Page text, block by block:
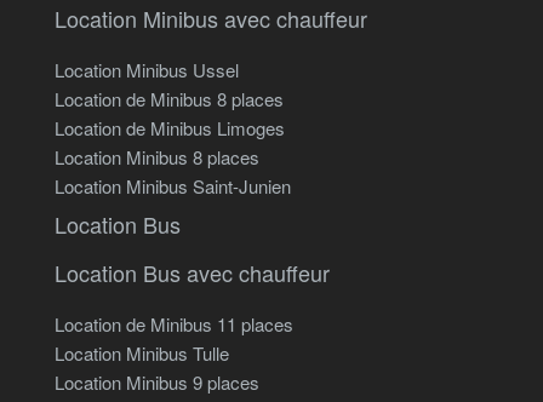
Location Minibus avec chauffeur
Location Minibus Ussel
Location de Minibus 8 places
Location de Minibus Limoges
Location Minibus 8 places
Location Minibus Saint-Junien
Location Bus
Location Bus avec chauffeur
Location de Minibus 11 places
Location Minibus Tulle
Location Minibus 9 places